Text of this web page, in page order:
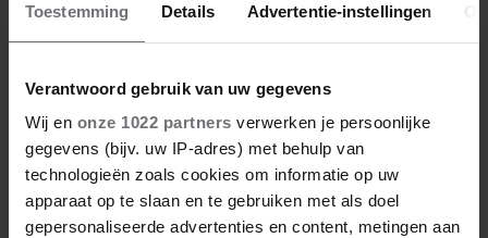
Toestemming Details Advertentie-instellingen
Verantwoord gebruik van uw gegevens
Wij en onze 1022 partners verwerken je persoonlijke
gegevens (bijv. uw IP-adres) met behulp van
technologieën zoals cookies om informatie op uw
apparaat op te slaan en te gebruiken met als doel
gepersonaliseerde advertenties en content, metingen aan
De nieuwe Mijn Geheim ligt nu in de winkel
Abonneren
Digitaal lezen